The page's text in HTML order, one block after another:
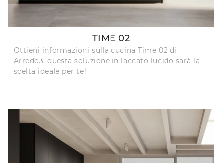
TIME 02
Ottieni informazioni sulla cucina Time 02 di
Arredo3: questa soluzione in laccato lucido sarà la
scelta ideale per te!